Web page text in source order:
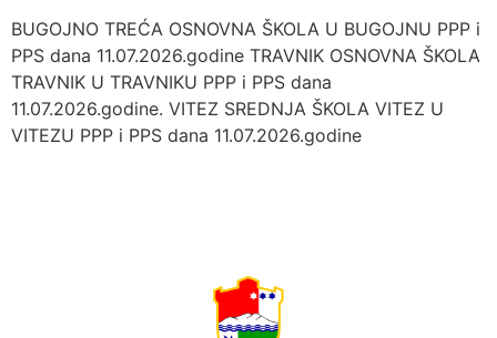
BUGOJNO TREĆA OSNOVNA ŠKOLA U BUGOJNU PPP i
PPS dana 11.07.2026.godine TRAVNIK OSNOVNA ŠKOLA
TRAVNIK U TRAVNIKU PPP i PPS dana
11.07.2026.godine. VITEZ SREDNJA ŠKOLA VITEZ U
VITEZU PPP i PPS dana 11.07.2026.godine